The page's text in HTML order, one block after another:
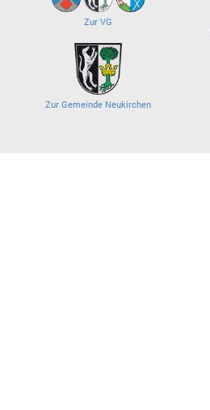
Zur VG
Zur Gemeinde Neukirchen